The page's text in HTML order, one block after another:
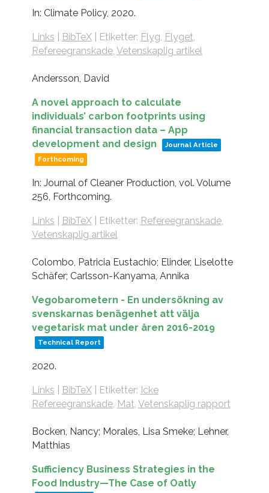
In: Climate Policy, 2020.
Links BibTeX| Etiketter: Flyg, Flyget,
Refereegranskade, Vetenskaplig artikel
Andersson, David
A novel approach to calculate
individuals’ carbon footprints using
financial transaction data – App
development and design
Journal Article
Forthcoming
In: Journal of Cleaner Production, vol. Volume
256, Forthcoming.
Links BibTeX| Etiketter: Refereegranskade,
Vetenskaplig artikel
Colombo, Patricia Eustachio; Elinder, Liselotte
Schäfer; Carlsson-Kanyama, Annika
Vegobarometern - En undersökning av
svenskarnas benägenhet att välja
vegetarisk mat under åren 2016-2019
Technical Report
2020.
Links BibTeX| Etiketter: Icke
Refereegranskade, Mat, Vetenskaplig rapport
Bocken, Nancy; Morales, Lisa Smeke; Lehner,
Matthias
Sufficiency Business Strategies in the
Food Industry—The Case of Oatly